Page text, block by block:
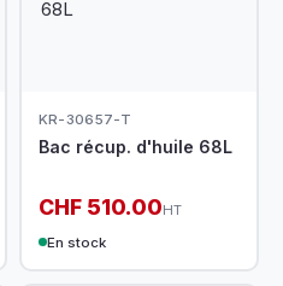
KR-30657-T
Bac récup. d'huile 68L
CHF 510.00HT
En stock